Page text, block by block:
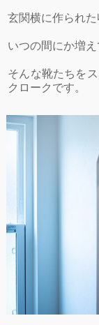
玄関横に作られた
いつの間にか増
そんな靴たちを
クロークです。